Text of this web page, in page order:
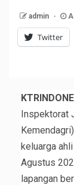
admin
Twitter
Inspektorat
keluarga
Agustus
lapangan